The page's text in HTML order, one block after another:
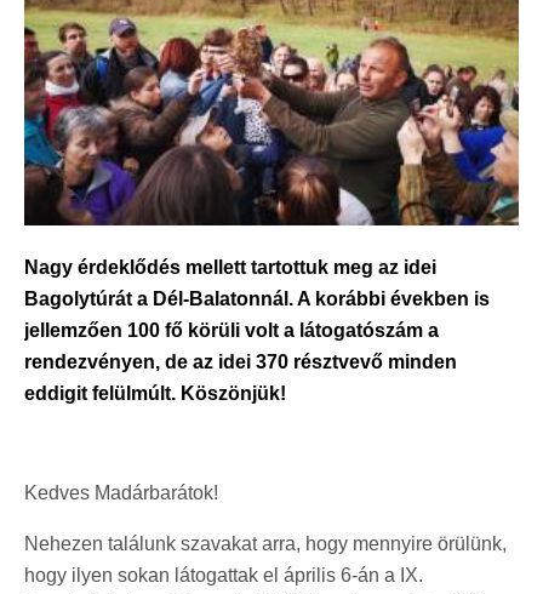
Nagy érdeklődés mellett tartottuk meg az idei
Bagolytúrát a Dél-Balatonnál. A korábbi években is
jellemzően 100 fő körüli volt a látogatószám a
rendezvényen, de az idei 370 résztvevő minden
eddigit felülmúlt. Köszönjük!
Kedves Madárbarátok!
Nehezen találunk szavakat arra, hogy mennyire örülünk,
hogy ilyen sokan látogattak el április 6-án a IX.